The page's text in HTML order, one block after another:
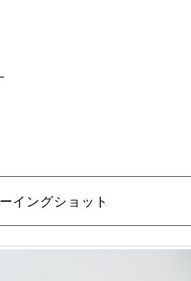
イングショット